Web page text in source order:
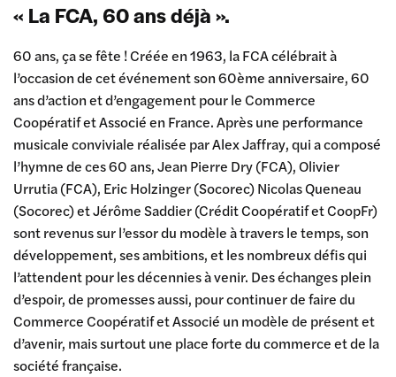
« La FCA, 60 ans déjà ».
60 ans, ça se fête ! Créée en 1963, la FCA célébrait à
l’occasion de cet événement son 60ème anniversaire, 60
ans d’action et d’engagement pour le Commerce
Coopératif et Associé en France. Après une performance
musicale conviviale réalisée par Alex Jaffray, qui a composé
l’hymne de ces 60 ans, Jean Pierre Dry (FCA), Olivier
Urrutia (FCA), Eric Holzinger (Socorec) Nicolas Queneau
(Socorec) et Jérôme Saddier (Crédit Coopératif et CoopFr)
sont revenus sur l’essor du modèle à travers le temps, son
développement, ses ambitions, et les nombreux défis qui
l’attendent pour les décennies à venir. Des échanges plein
d’espoir, de promesses aussi, pour continuer de faire du
Commerce Coopératif et Associé un modèle de présent et
d’avenir, mais surtout une place forte du commerce et de la
société française.